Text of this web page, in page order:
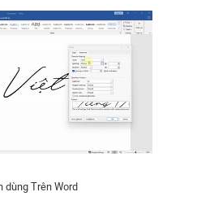
dùng Trên Word